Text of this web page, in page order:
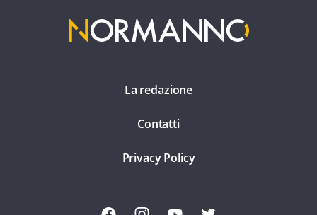
La redazione
Contatti
Privacy Policy